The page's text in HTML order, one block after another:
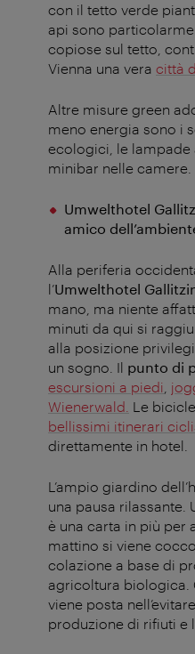
con il tetto verde
api sono
copiose sul tetto,
Vienna una vera città
Altre misure green
meno energia sono i
ecologici, le lampade
minibar nelle camere.
Umwelthotel
amico
Alla periferia
l’Umwelthotel
mano, ma niente
minuti da qui si
alla posizione
un sogno. Il punto di
escursioni a piedi
Wienerwald. Le
bellissimi itinerari
direttamente in hotel.
L’ampio giardino
una pausa
è una carta in più per
mattino si viene
colazione a base di
agricoltura biologica.
viene posta
produzione di rifiuti e